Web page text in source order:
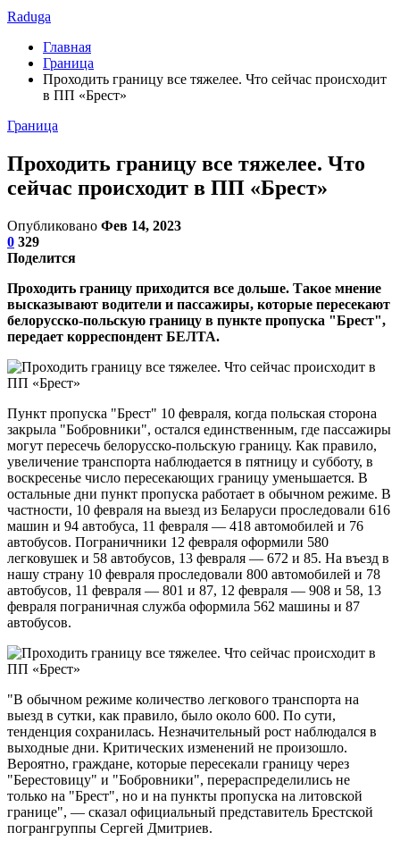
Raduga
Главная
Граница
Проходить границу все тяжелее. Что сейчас происходит
в ПП «Брест»
Граница
Проходить границу все тяжелее. Что
сейчас происходит в ПП «Брест»
Опубликовано Фев 14, 2023
0 329
Поделится
Проходить границу приходится все дольше. Такое мнение
высказывают водители и пассажиры, которые пересекают
белорусско-польскую границу в пункте пропуска "Брест",
передает корреспондент БЕЛТА.
Пункт пропуска "Брест" 10 февраля, когда польская сторона
закрыла "Бобровники", остался единственным, где пассажиры
могут пересечь белорусско-польскую границу. Как правило,
увеличение транспорта наблюдается в пятницу и субботу, в
воскресенье число пересекающих границу уменьшается. В
остальные дни пункт пропуска работает в обычном режиме. В
частности, 10 февраля на выезд из Беларуси проследовали 616
машин и 94 автобуса, 11 февраля — 418 автомобилей и 76
автобусов. Пограничники 12 февраля оформили 580
легковушек и 58 автобусов, 13 февраля — 672 и 85. На въезд в
нашу страну 10 февраля проследовали 800 автомобилей и 78
автобусов, 11 февраля — 801 и 87, 12 февраля — 908 и 58, 13
февраля пограничная служба оформила 562 машины и 87
автобусов.
"В обычном режиме количество легкового транспорта на
выезд в сутки, как правило, было около 600. По сути,
тенденция сохранилась. Незначительный рост наблюдался в
выходные дни. Критических изменений не произошло.
Вероятно, граждане, которые пересекали границу через
"Берестовицу" и "Бобровники", перераспределились не
только на "Брест", но и на пункты пропуска на литовской
границе", — сказал официальный представитель Брестской
погрангруппы Сергей Дмитриев.